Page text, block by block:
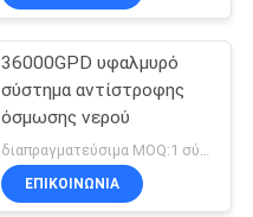
36000GPD υφαλμυρό
σύστημα αντίστροφης
όσμωσης νερού
ΕΠΙΚΟΙΝΩΝΙΑ